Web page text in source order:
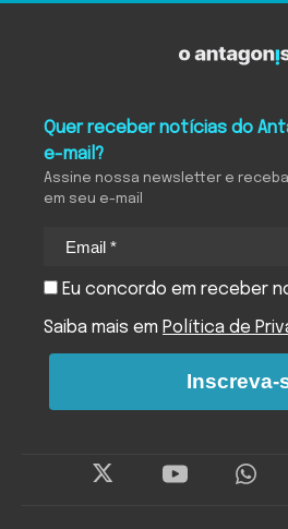
Quer receber notícias do
e-mail?
Assine nossa newsletter e
em seu e-mail
Eu concordo em receber
Saiba mais em Política de
Inscreva-